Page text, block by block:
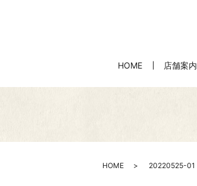
HOME 店舗案内
HOME 20220525-01